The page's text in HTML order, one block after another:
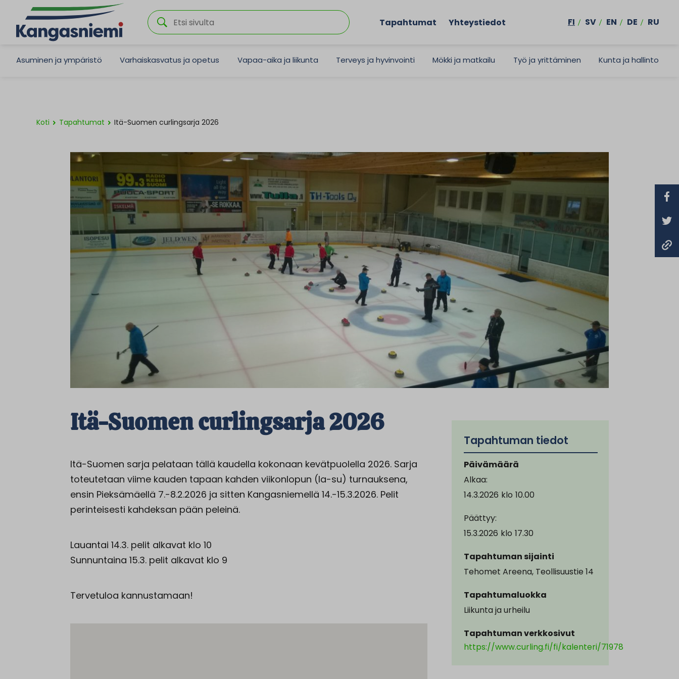
Tapahtumat Yhteystiedot FI SV EN DE RU
Asuminen ja ympäristö Varhaiskasvatus ja opetus Vapaa-aika ja liikunta Terveys ja hyvinvointi Mökki ja matkailu Työ ja yrittäminen Kunta ja hallinto
Koti Tapahtumat Itä-Suomen curlingsarja 2026
Itä-Suomen curlingsarja 2026
Itä-Suomen sarja pelataan tällä kaudella kokonaan kevätpuolella 2026. Sarja
toteutetaan viime kauden tapaan kahden viikonlopun (la-su) turnauksena,
ensin Pieksämäellä 7.-8.2.2026 ja sitten Kangasniemellä 14.-15.3.2026. Pelit
perinteisesti kahdeksan pään peleinä.
Lauantai 14.3. pelit alkavat klo 10
Sunnuntaina 15.3. pelit alkavat klo 9
Tervetuloa kannustamaan!
Tapahtuman tiedot
Päivämäärä
Alkaa:
14.3.2026 klo 10.00
Päättyy:
15.3.2026 klo 17.30
Tapahtuman sijainti
Tehomet Areena, Teollisuustie 14
Tapahtumaluokka
Liikunta ja urheilu
Tapahtuman verkkosivut
https://www.curling.fi/fi/kalenteri/71978